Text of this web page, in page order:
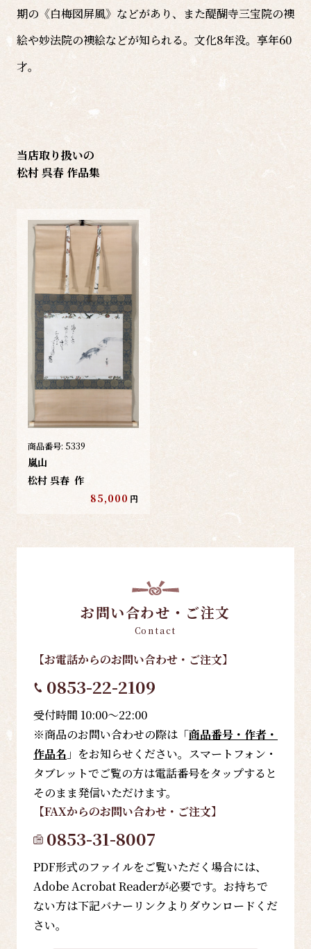
期の《白梅図屏風》などがあり、また醍醐寺三宝院の襖
絵や妙法院の襖絵などが知られる。文化8年没。享年60
才。
当店取り扱いの
松村 呉春 作品集
商品番号: 5339
嵐山
松村 呉春 作
85,000 円
お問い合わせ・ご注文
Contact
【お電話からのお問い合わせ・ご注文】
0853-22-2109
受付時間 10:00～22:00
※商品のお問い合わせの際は「商品番号・作者・
作品名 」をお知らせください。スマートフォン・
タブレットでご覧の方は電話番号をタップすると
そのまま発信いただけます。
【FAXからのお問い合わせ・ご注文】
0853-31-8007
PDF形式のファイルをご覧いただく場合には、
Adobe Acrobat Readerが必要です。お持ちで
ない方は下記バナーリンクよりダウンロードくだ
さい。